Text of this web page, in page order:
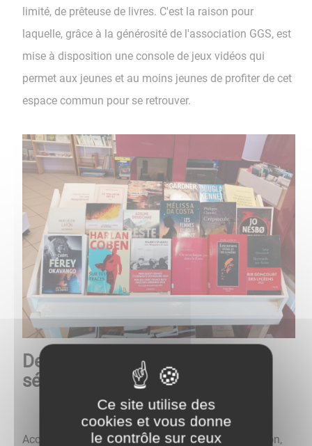
limité, de prêteuse de livres. C'est la raison pour
laquelle, grâce à la générosité de l'association GGS, est
mise à disposition une console de jeux vidéos qui
permet aux jeunes et au moins jeunes de profiter de cet
espace commun pour se retrouver.
Des activités ludiques et
sérieuses
Accueil des classes, table de ping-pong à disposition,
Ce site utilise des
cookies et vous donne
le contrôle sur ceux